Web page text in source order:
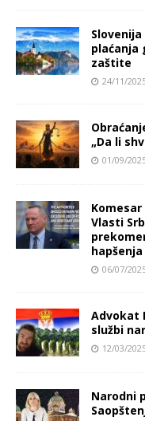
plaćanja
zaštite
24/11/
„Da li
01/09/
Komesar
Vlasti
hapšenja
06/07/
Advokat
službi
12/03/
Narodni